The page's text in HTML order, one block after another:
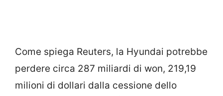
Come spiega Reuters, la Hyundai potrebbe
perdere circa 287 miliardi di won, 219,19
milioni di dollari dalla cessione dello